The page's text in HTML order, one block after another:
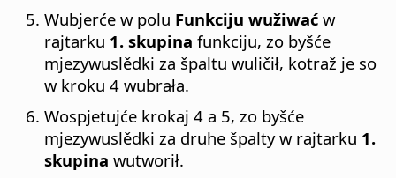
Wubjerće w polu Funkciju wužiwać w
rajtarku 1. skupina funkciju, zo byšće
mjezywuslědki za špaltu wuličił, kotraž je so
w kroku 4 wubrała.
Wospjetujće krokaj 4 a 5, zo byšće
mjezywuslědki za druhe špalty w rajtarku 1.
skupina wutworił.